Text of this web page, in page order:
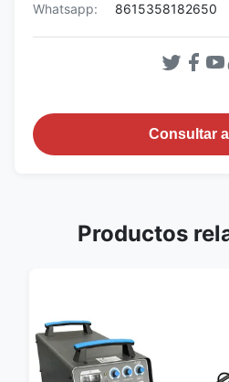
Whatsapp:
8615358182650
Consultar
Productos